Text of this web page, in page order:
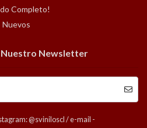
Completo!
Nuevos
Nuestro Newsletter
@sviniloscl / e-mail -